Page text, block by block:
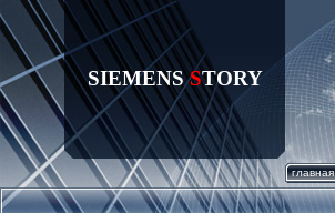
SIEMENSSTORY
главная